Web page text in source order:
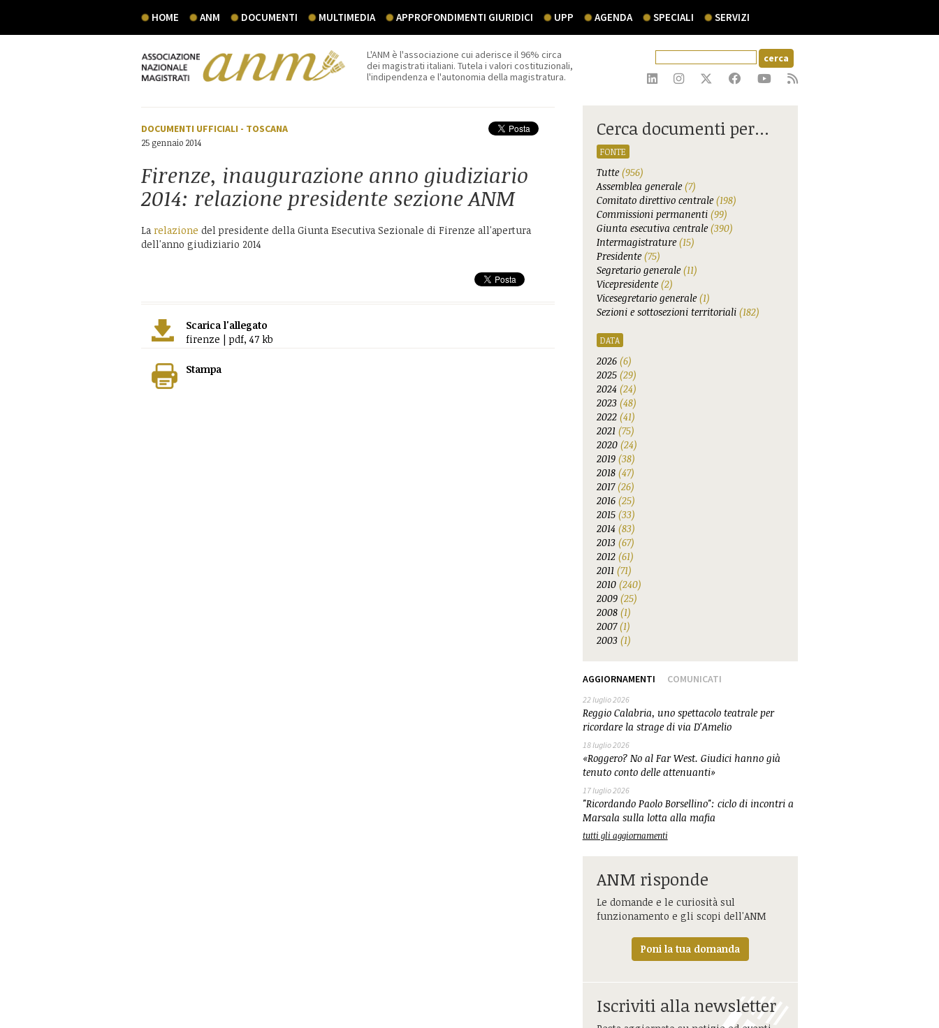
HOME ANM DOCUMENTI MULTIMEDIA APPROFONDIMENTI GIURIDICI UPP AGENDA SPECIALI SERVIZI
L'ANM è l'associazione cui aderisce il 96% circa
dei magistrati italiani. Tutela i valori costituzionali,
l'indipendenza e l'autonomia della magistratura.
DOCUMENTI UFFICIALI - TOSCANA
25 gennaio 2014
Firenze, inaugurazione anno giudiziario
2014: relazione presidente sezione ANM
La relazione del presidente della Giunta Esecutiva Sezionale di Firenze all'apertura
dell'anno giudiziario 2014
Scarica l'allegato
firenze | pdf, 47 kb
Stampa
Cerca documenti per...
FONTE
Tutte(956)
Assemblea generale(7)
Comitato direttivo centrale(198)
Commissioni permanenti (99)
Giunta esecutiva centrale(390)
Intermagistrature(15)
Presidente(75)
Segretario generale(11)
Vicepresidente(2)
Vicesegretario generale(1)
Sezioni e sottosezioni territoriali (182)
DATA
2026 (6)
2025 (29)
2024 (24)
2023 (48)
2022 (41)
2021 (75)
2020 (24)
2019 (38)
2018 (47)
2017(26)
2016 (25)
2015 (33)
2014 (83)
2013 (67)
2012 (61)
2011 (71)
2010 (240)
2009 (25)
2008 (1)
2007(1)
2003 (1)
AGGIORNAMENTI COMUNICATI
22 luglio 2026
Reggio Calabria, uno spettacolo teatrale per
ricordare la strage di via D'Amelio
18 luglio 2026
«Roggero? No al Far West. Giudici hanno già
tenuto conto delle attenuanti»
17 luglio 2026
"Ricordando Paolo Borsellino": ciclo di incontri a
Marsala sulla lotta alla mafia
tutti gli aggiornamenti
ANM risponde
Le domande e le curiosità sul
funzionamento e gli scopi dell'ANM
Poni la tua domanda
Iscriviti alla newsletter